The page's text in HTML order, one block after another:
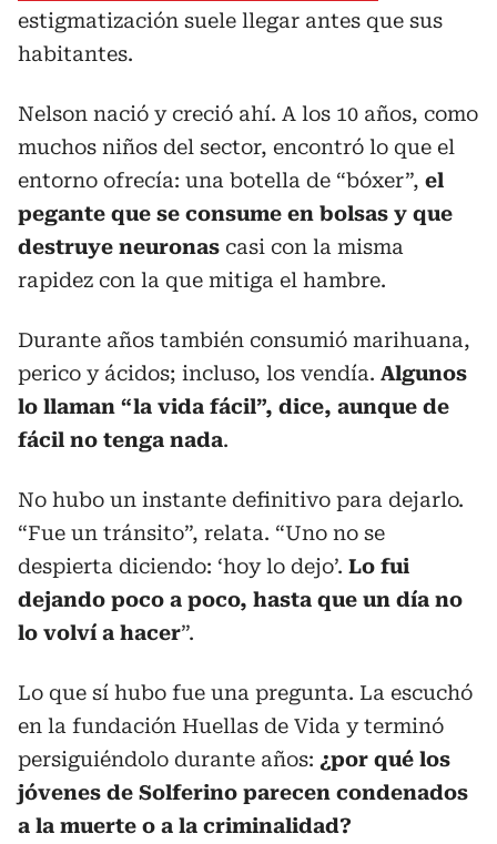
estigmatización suele llegar antes que sus
habitantes.
Nelson nació y creció ahí. A los 10 años, como
muchos niños del sector, encontró lo que el
entorno ofrecía: una botella de “bóxer”, el
pegante que se consume en bolsas y que
destruye neuronas casi con la misma
rapidez con la que mitiga el hambre.
Durante años también consumió marihuana,
perico y ácidos; incluso, los vendía. Algunos
lo llaman “la vida fácil”, dice, aunque de
fácil no tenga nada.
No hubo un instante definitivo para dejarlo.
“Fue un tránsito”, relata. “Uno no se
despierta diciendo: ‘hoy lo dejo’. Lo fui
dejando poco a poco, hasta que un día no
lo volví a hacer”.
Lo que sí hubo fue una pregunta. La escuchó
en la fundación Huellas de Vida y terminó
persiguiéndolo durante años: ¿por qué los
jóvenes de Solferino parecen condenados
a la muerte o a la criminalidad?